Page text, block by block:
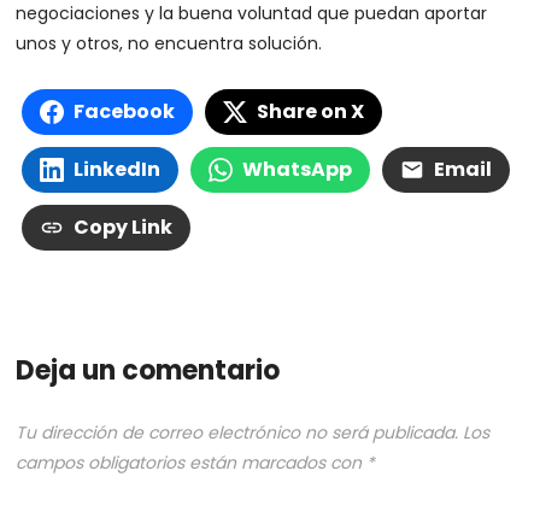
negociaciones y la buena voluntad que puedan aportar
unos y otros, no encuentra solución.
Facebook Share on X
LinkedIn WhatsApp Email
Copy Link
Deja un comentario
Tu dirección de correo electrónico no será publicada. Los
campos obligatorios están marcados con *